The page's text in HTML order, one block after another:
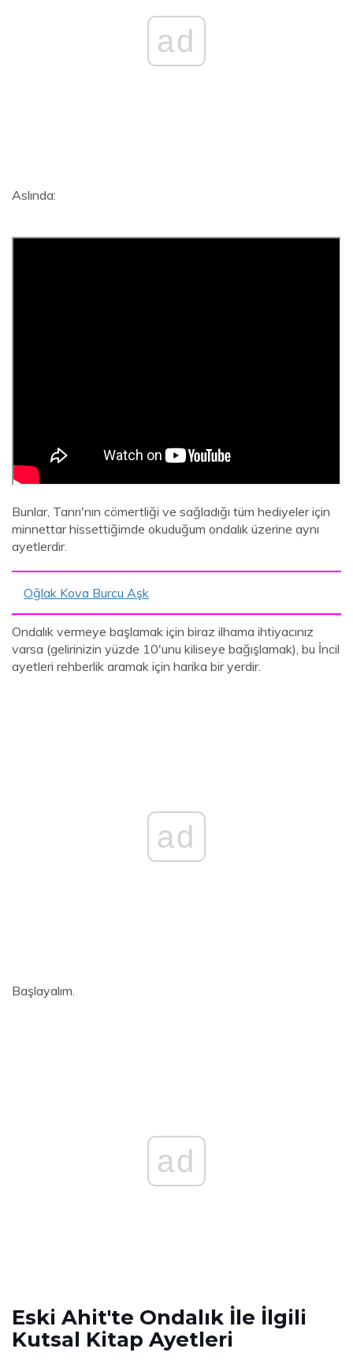
ad
Aslında:
Bunlar, Tanrı'nın cömertliği ve sağladığı tüm hediyeler için
minnettar hissettiğimde okuduğum ondalık üzerine aynı
ayetlerdir.
Oğlak Kova Burcu Aşk
Ondalık vermeye başlamak için biraz ilhama ihtiyacınız
varsa (gelirinizin yüzde 10'unu kiliseye bağışlamak), bu İncil
ayetleri rehberlik aramak için harika bir yerdir.
ad
Başlayalım.
ad
Eski Ahit'te Ondalık İle İlgili
Kutsal Kitap Ayetleri